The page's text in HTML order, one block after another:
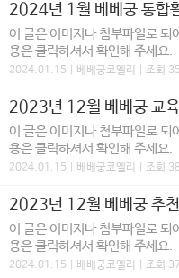
2024년 1월 베베궁 통합
이 글은 이미지나 첨부파일로 되
용은 클릭하셔서 확인해 주세요.
2024.01.15 | 베베궁코엘리 | 조회
이 글은 이미지나 첨부파일로 되
용은 클릭하셔서 확인해 주세요.
2024.01.15 | 베베궁코엘리 | 조회
2023년 12월 베베궁 추
이 글은 이미지나 첨부파일로 되
용은 클릭하셔서 확인해 주세요.
2024.01.15 | 베베궁코엘리 | 조회